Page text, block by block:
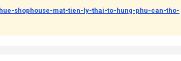
shophouse-mat-tien-ly-thai-to-hung-phu-can-tho-